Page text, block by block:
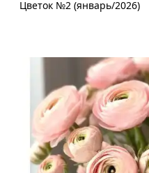
Цветок №2 (январь/2026)